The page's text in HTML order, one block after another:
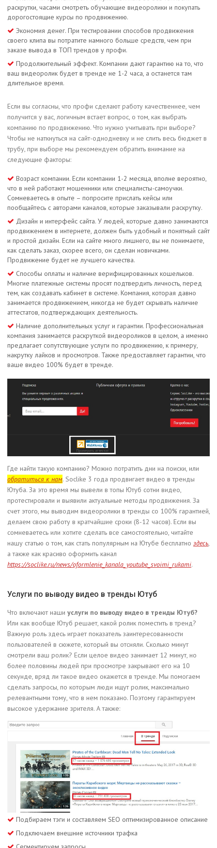
раскрутки, часами смотреть обучающие видеоролики и покупать
дорогостоящие курсы по продвижению.
Экономия денег. При тестировании способов продвижения
своего клипа вы потратите намного больше средств, чем при
заказе вывода в ТОП трендов у профи.
Продолжительный эффект. Компании дают гарантию на то, что
ваш видеоролик будет в тренде не 1-2 часа, а останется там
длительное время.
Если вы согласны, что профи сделают работу качественнее, чем
получится у вас, логичным встает вопрос, о том, как выбрать
компанию по продвижению. Что нужно учитывать при выборе?
Чтобы не наткнуться на сайт-однодневку и не слить весь бюджет в
трубу, при выборе мы рекомендуем обратить внимание на
следующие факторы:
Возраст компании. Если компании 1-2 месяца, вполне вероятно,
что в ней работают мошенники или специалисты-самоучки.
Сомневаетесь в опыте – попросите прислать кейсы или
пообщайтесь с авторами каналов, которые заказывали раскрутку.
Дизайн и интерфейс сайта. У людей, которые давно занимаются
продвижением в интернете, должен быть удобный и понятный сайт
и простой дизайн. Если на сайте много лишнего, вы не понимаете,
как сделать заказ, скорее всего, он сделан новичками.
Продвижение будет не лучшего качества.
Способы оплаты и наличие верифицированных кошельков.
Многие платежные системы просят подтвердить личность, перед
тем, как создавать кабинет в системе. Компания, которая давно
занимается продвижением, никогда не будет скрывать наличие
аттестатов, подтверждающих деятельность.
Наличие дополнительных услуг и гарантии. Профессиональная
компания занимается раскруткой видеороликов в целом, а именно
предлагает сопутствующие услуги по продвижению, к примеру,
накрутку лайков и просмотров. Также предоставляет гарантии, что
ваше видео 100% будет в тренде.
Где найти такую компанию? Можно потратить дни на поиски, или
обратиться к нам. Soclike 3 года продвигает видео в тренды
Ютуба. За это время мы вывели в топы Ютуб сотни видео,
протестировали и выявили актуальные методы продвижения. За
счет этого, мы выводим видеоролики в тренды со 100% гарантией,
делаем свою работу в кратчайшие сроки (8-12 часов). Если вы
сомневаетесь или хотите сделать все самостоятельно, читайте
нашу статью о том, как стать популярным на Ютубе бесплатно здесь,
а также как красиво оформить канал
https://soclike.ru/news/oformlenie_kanala_youtube_svoimi_rukami.
Услуги по выводу видео в тренды Ютуб
Что включают наши услуги по выводу видео в тренды Ютуб?
Или как вообще Ютуб решает, какой ролик поместить в тренд?
Важную роль здесь играет показатель заинтересованности
пользователей в сюжете, который вы отсняли. Сколько минут
смотрели ваш ролик? Если целое видео занимает 12 минут, но
более половины людей при просмотре закрывают его на 10
секунде, вряд ли такое видео окажется в тренде. Мы помогаем
сделать запросы, по которым люди ищут ролик, максимально
релевантными тому, что в нем показано. Поэтому гарантируем
высокое удержание зрителя. А также:
Подбираем тэги и составляем SEO оптимизированное описание
Подключаем внешние источники трафка